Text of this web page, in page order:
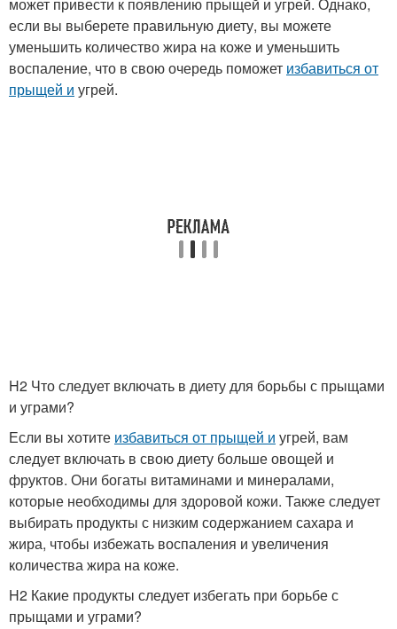
если вы выберете правильную диету, вы можете
уменьшить количество жира на коже и уменьшить
воспаление, что в свою очередь поможет избавиться от
прыщей и угрей.
H2 Что следует включать в диету для борьбы с прыщами
и уграми?
Если вы хотите избавиться от прыщей и угрей, вам
следует включать в свою диету больше овощей и
фруктов. Они богаты витаминами и минералами,
которые необходимы для здоровой кожи. Также следует
выбирать продукты с низким содержанием сахара и
жира, чтобы избежать воспаления и увеличения
количества жира на коже.
H2 Какие продукты следует избегать при борьбе с
прыщами и уграми?